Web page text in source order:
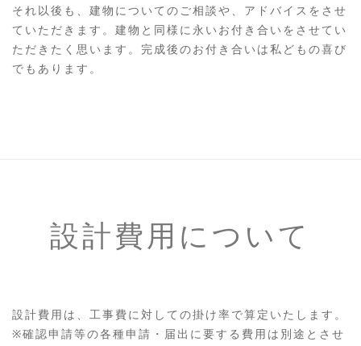
それ以後も、建物についてのご相談や、アドバイスをさせ
ていただきます。建物と同様に永いお付き合いをさせてい
ただきたく思います。完成後のお付き合いは私どもの喜び
でもあります。
設計費用について
設計費用は、工事費に対しての掛け率で算定いたします。
※確認申請等の各種申請・届出に要する費用は別途とさせ